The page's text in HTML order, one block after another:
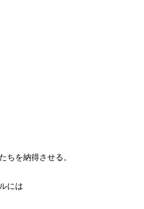
ちを納得させる。
には